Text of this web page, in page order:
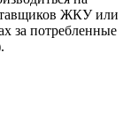
ЖКУ или
за потребленные